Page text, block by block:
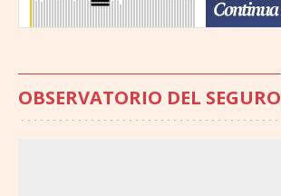
OBSERVATORIO DEL SEGURO